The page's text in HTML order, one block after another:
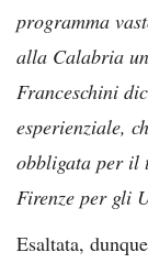
programma
alla Calabria
Franceschini
esperienziale,
obbligata per il
Firenze per gli
Esaltata,